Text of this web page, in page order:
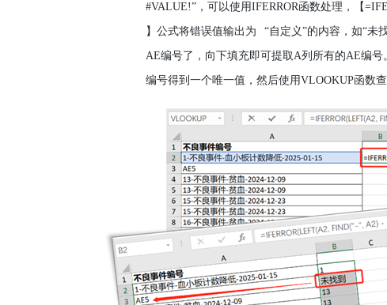
#VALUE!”，可以使用IFERROR函数处理，【
】公式将错误值输出为 “自定义”的内容，如“未
AE编号了，向下填充即可提取A列所有的AE编号
编号得到一个唯一值，然后使用VLOOKUP函数